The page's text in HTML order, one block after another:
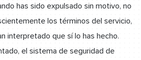
has sido expulsado sin motivo, no
los términos del servicio,
interpretado que sí lo has hecho.
el sistema de seguridad de